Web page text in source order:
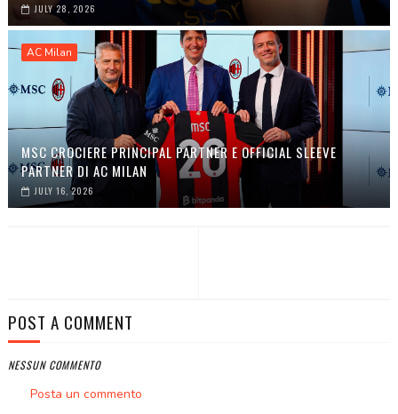
JULY 28, 2026
AC Milan
MSC CROCIERE PRINCIPAL PARTNER E OFFICIAL SLEEVE
PARTNER DI AC MILAN
JULY 16, 2026
POST A COMMENT
NESSUN COMMENTO
Posta un commento